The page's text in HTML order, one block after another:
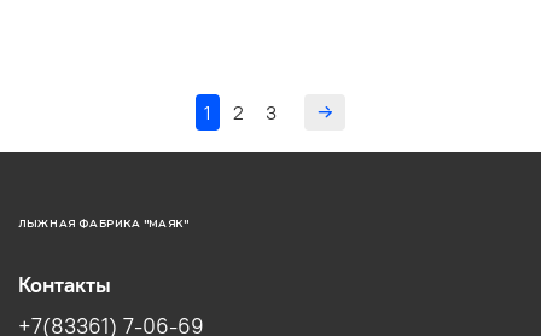
1 2 3
ЛЫЖНАЯ ФАБРИКА "МАЯК"
Контакты
+7(83361) 7-06-69